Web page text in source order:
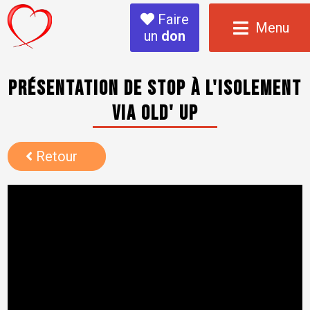
Faire
un don Menu
Présentation de stop à l'isolement
via Old' Up
Retour